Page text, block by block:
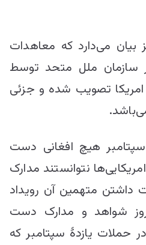
بیان می‌دارد که معاهدات
سازمان ملل متحد توسط
تصویب شده و جزئی
از یک‌سو در حادثۀ ۱۱ سپتامبر هیچ افغانی دست
نتوانستند مدارک
داشتن متهمین آن رویداد
شواهد و مدارک دست
حملات یازدۀ سپتامبر که